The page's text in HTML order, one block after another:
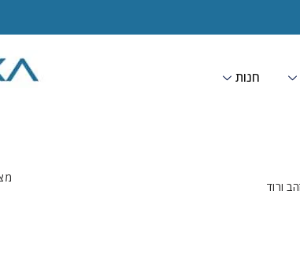
חנות
מציג 1–12